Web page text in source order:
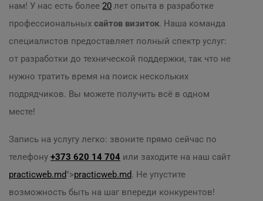
нам! У нас есть более 20 лет опыта в разработке
профессиональных сайтов визиток. Наша команда
специалистов предоставляет полный спектр услуг:
от разработки до технической поддержки, так что не
нужно тратить время на поиск нескольких
подрядчиков. Вы можете получить всё в одном
месте!
Запись на услугу легко: звоните прямо сейчас по
телефону +373 620 14 704 или заходите на наш сайт
practicweb.md">practicweb.md. Не упустите
возможность быть на шаг впереди конкурентов!